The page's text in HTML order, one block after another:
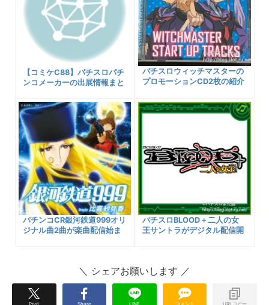
【コミケC88】パチスロパチ
ンコメーカーの出展情報まと
パチスロウィッチマスターの
プロモーションCD2枚の紹介
パチンコCR銀河鉄道999オリ
ジナル曲2曲が楽曲配信始ま
パチスロBLOOD＋二人の女
王サントラがデジタル配信開